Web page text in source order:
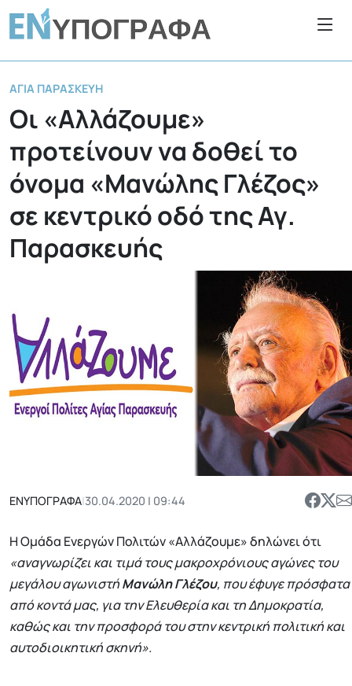
ΑΓΊΑ ΠΑΡΑΣΚΕΥΉ
Οι «Αλλάζουμε»
προτείνουν να δοθεί το
όνομα «Μανώλης Γλέζος»
σε κεντρικό οδό της Αγ.
Παρασκευής
ΕΝΥΠΟΓΡΑΦΑ|30.04.2020 | 09:44
H Ομάδα Ενεργών Πολιτών «Αλλάζουμε» δηλώνει ότι
«αναγνωρίζει και τιμά τους μακροχρόνιους αγώνες του
μεγάλου αγωνιστήΜανώλη Γλέζου, που έφυγε πρόσφατα
από κοντά μας, για την Ελευθερία και τη Δημοκρατία,
καθώς και την προσφορά του στην κεντρική πολιτική και
αυτοδιοικητική σκηνή».